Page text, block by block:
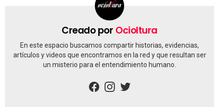
Creado por Ocioltura
En este espacio buscamos compartir historias, evidencias,
artículos y videos que encontramos en la red y que resultan ser
un misterio para el entendimiento humano.
facebookinstagram